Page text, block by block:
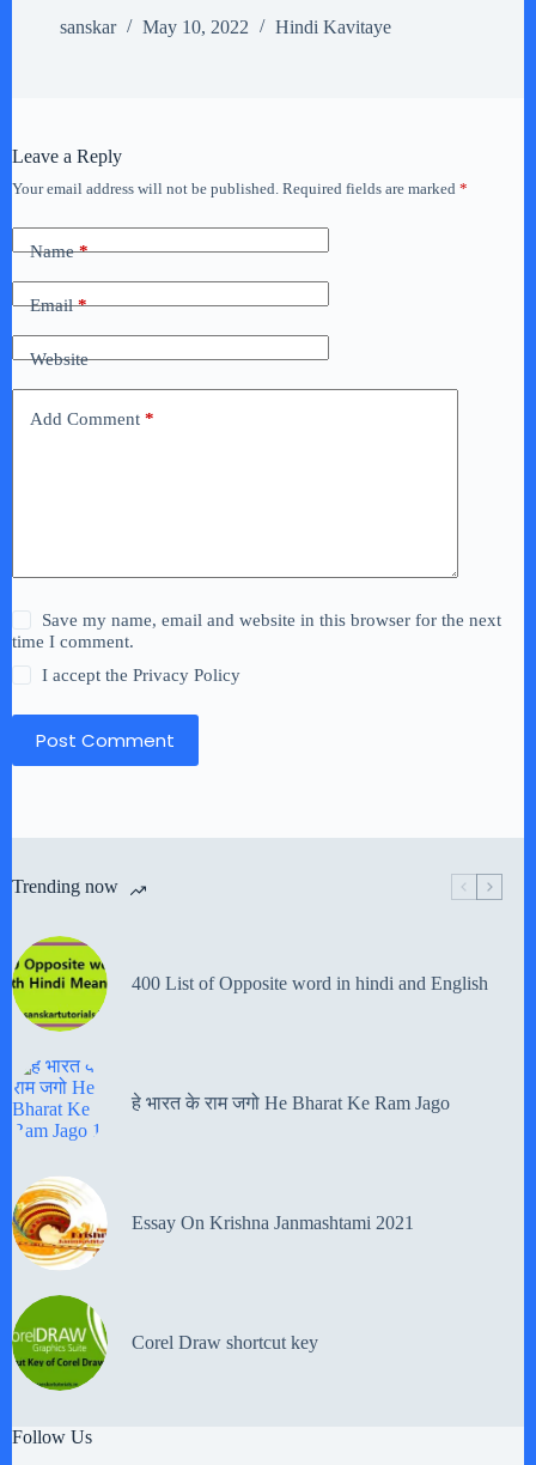
sanskar
May 10, 2022 Hindi Kavitaye
Leave a Reply
Your email address will not be published. Required fields are marked *
Name*
Email*
Website
Add Comment *
Save my name, email and website in this browser for the next
time I comment.
I accept thePrivacy Policy
Post Comment
Trending now
400 List of Opposite word in hindi and English
हे भारत के राम जगो He Bharat Ke Ram Jago
Essay On Krishna Janmashtami 2021
Corel Draw shortcut key
Follow Us